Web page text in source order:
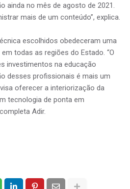
ainda no mês de agosto de 2021.
mais de um conteúdo”, explica.
escolhidos obedeceram uma
todas as regiões do Estado. “O
investimentos na educação
desses profissionais é mais um
oferecer a interiorização da
tecnologia de ponta em
Adir.